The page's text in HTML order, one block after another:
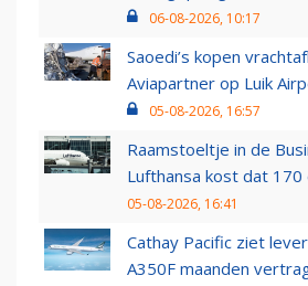
06-08-2026, 10:17
Saoedi’s kopen
Aviapartner op Luik
05-08-2026, 16:57
Raamstoeltje in de
Lufthansa kost dat
05-08-2026, 16:41
Cathay Pacific ziet
A350F maanden